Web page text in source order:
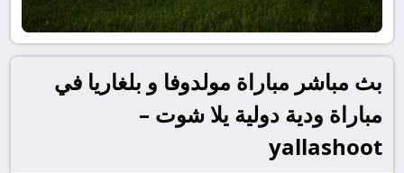
بث مباشر مباراة مولدوفا و بلغاريا في
مباراة ودية دولية يلا شوت –
yallashoot